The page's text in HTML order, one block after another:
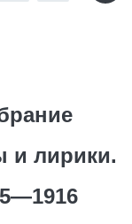
и лирики.